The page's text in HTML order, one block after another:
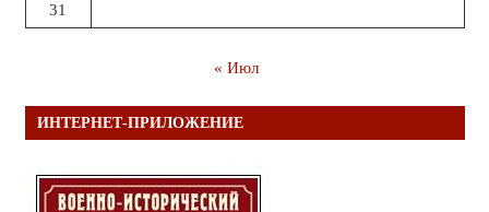
31
« Июл
ИНТЕРНЕТ-ПРИЛОЖЕНИЕ